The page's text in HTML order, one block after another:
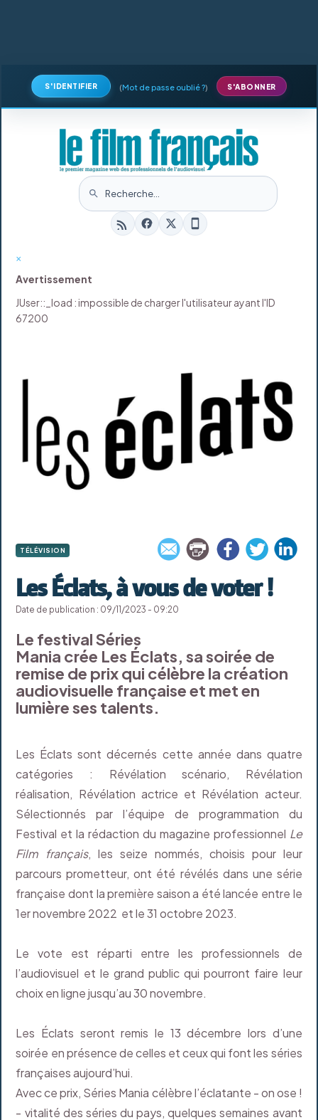
S'IDENTIFIER (Mot de passe oublié ?) S'ABONNER
×
Avertissement
JUser::_load : impossible de charger l'utilisateur ayant l'ID
67200
TÉLÉVISION
Les Éclats, à vous de voter !
Date de publication : 09/11/2023 - 09:20
Le festival Séries
Mania crée Les Éclats, sa soirée de
remise de prix qui célèbre la création
audiovisuelle française et met en
lumière ses talents.
Les Éclats sont décernés cette année dans quatre
catégories : Révélation scénario, Révélation
réalisation, Révélation actrice et Révélation acteur.
Sélectionnés par l’équipe de programmation du
Festival et la rédaction du magazine professionnel Le
Film français, les seize nommés, choisis pour leur
parcours prometteur, ont été révélés dans une série
française dont la première saison a été lancée entre le
1er novembre 2022 et le 31 octobre 2023.
Le vote est réparti entre les professionnels de
l’audiovisuel et le grand public qui pourront faire leur
choix en ligne jusqu’au 30 novembre.
Les Éclats seront remis le 13 décembre lors d’une
soirée en présence de celles et ceux qui font les séries
françaises aujourd’hui.
Avec ce prix, Séries Mania célèbre l’éclatante - on ose !
- vitalité des séries du pays, quelques semaines avant